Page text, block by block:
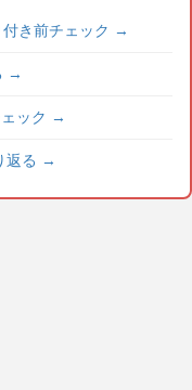
き前チェック →
→
ック →
返る →